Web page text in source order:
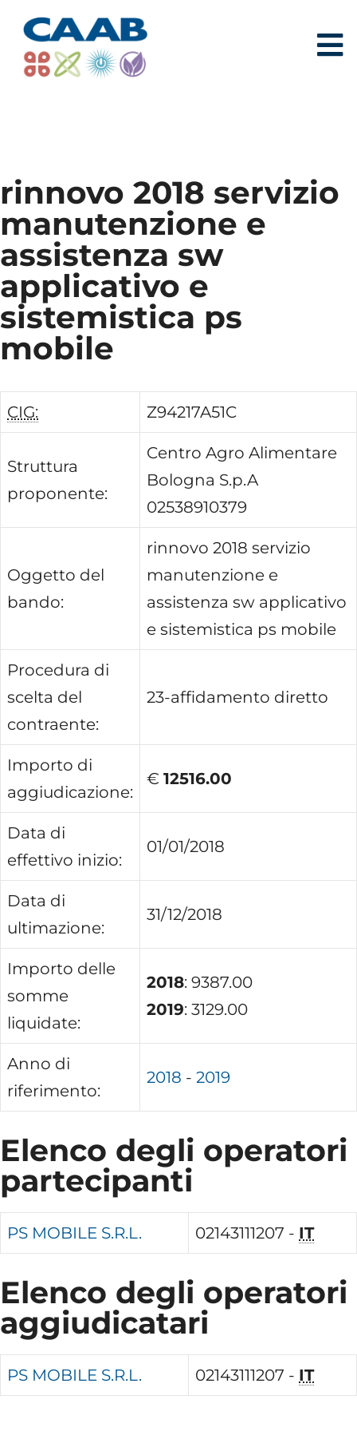
rinnovo 2018 servizio
manutenzione e
assistenza sw
applicativo e
sistemistica ps
mobile
CIG: Z94217A51C
Struttura
proponente:
Centro Agro Alimentare
Bologna S.p.A
02538910379
Oggetto del
bando:
rinnovo 2018 servizio
manutenzione e
assistenza sw applicativo
e sistemistica ps mobile
Procedura di
scelta del
contraente:
23-affidamento diretto
Importo di
aggiudicazione:
€ 12516.00
Data di
effettivo inizio:
01/01/2018
Data di
ultimazione:
31/12/2018
Importo delle
somme
liquidate:
2018: 9387.00
2019: 3129.00
Anno di
riferimento:
2018 - 2019
Elenco degli operatori
partecipanti
PS MOBILE S.R.L. 02143111207 - IT
Elenco degli operatori
aggiudicatari
PS MOBILE S.R.L. 02143111207 - IT